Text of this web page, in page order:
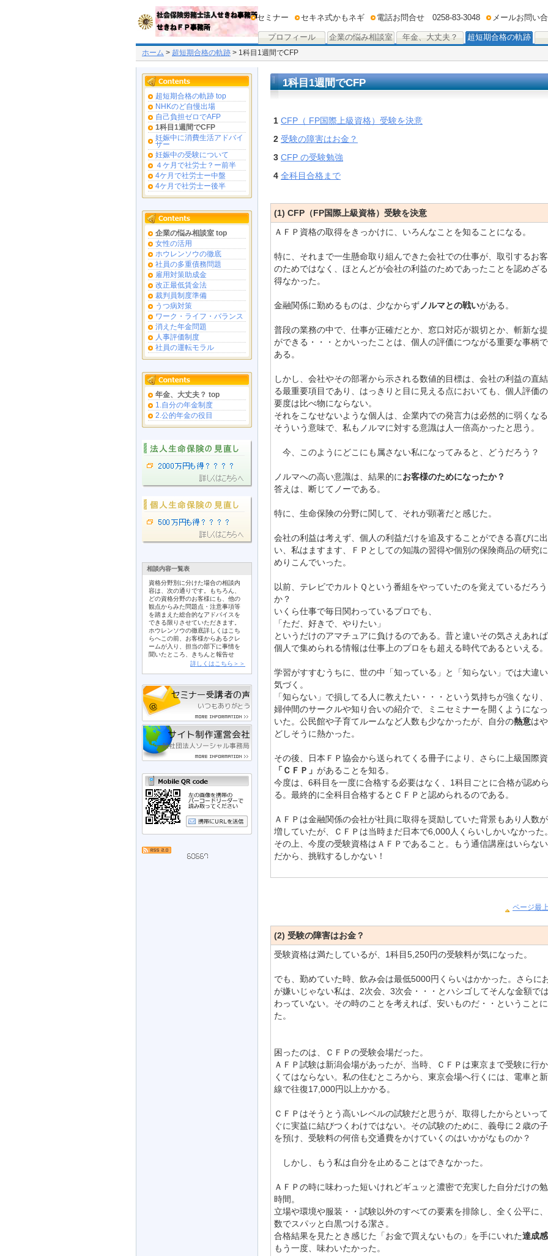
プロフィール 企業の悩み相談室 年金、大丈夫？ 超短期合格の軌跡
セミナー セキネ式かもネギ 電話お問合せ 0258-83-3048 メールお問い
ホーム > 超短期合格の軌跡 > 1科目1週間でCFP
超短期合格の軌跡 top
NHKのど自慢出場
自己負担ゼロでAFP
1科目1週間でCFP
妊娠中に消費生活アドバイ
ザー
妊娠中の受験について
４ケ月で社労士？ー前半
4ケ月で社労士ー中盤
4ケ月で社労士ー後半
企業の悩み相談室 top
女性の活用
ホウレンソウの徹底
社員の多重債務問題
雇用対策助成金
改正最低賃金法
裁判員制度準備
うつ病対策
ワーク・ライフ・バランス
消えた年金問題
人事評価制度
社員の運転モラル
年金、大丈夫？ top
1.自分の年金制度
2.公的年金の役目
相談内容一覧表
資格分野別に分けた場合の相談内
容は、次の通りです。もちろん、
どの資格分野のお客様にも、他の
観点からみた問題点・注意事項等
を踏まえた総合的なアドバイスを
できる限りさせていただきます。
ホウレンソウの徹底詳しくはこち
らへこの前、お客様からあるクレ
ームが入り、担当の部下に事情を
聞いたところ、きちんと報告せ
ず、１人で抱え込んでいたことが
絡、相談）」を徹底させる方法が
あれば、教えてくださ
い・・・・・・・社員の多重債務
問題詳しくはこちらへある社員
が、サラ金から多額の借金をして
いるとの噂を聞きました。先日、
職場にも取り立てと思われる電話
が来たそうです。本人は至って真
面． ­．­．
詳しくはこちら＞＞
1科目1週間でCFP
1 CFP（ FP国際上級資格）受験を決意
2 受験の障害はお金？
3 CFP の受験勉強
4 全科目合格まで
(1) CFP（FP国際上級資格）受験を決意
ＡＦＰ資格の取得をきっかけに、いろんなことを知ることになる。
特に、それまで一生懸命取り組んできた会社での仕事が、取引するお
のためではなく、ほとんどが会社の利益のためであったことを認めざ
得なかった。
金融関係に勤めるものは、少なからずノルマとの戦いがある。
普段の業務の中で、仕事が正確だとか、窓口対応が親切とか、斬新な
ができる・・・とかいったことは、個人の評価につながる重要な事柄
ある。
しかし、会社やその部署から示される数値的目標は、会社の利益の直
る最重要項目であり、はっきりと目に見える点においても、個人評価
要度は比べ物にならない。
それをこなせないような個人は、企業内での発言力は必然的に弱くなる
そういう意味で、私もノルマに対する意識は人一倍高かったと思う。
今、このようにどこにも属さない私になってみると、どうだろう？
ノルマへの高い意識は、結果的にお客様のためになったか？
答えは、断じてノーである。
特に、生命保険の分野に関して、それが顕著だと感じた。
会社の利益は考えず、個人の利益だけを追及することができる喜びに
い、私はますます、ＦＰとしての知識の習得や個別の保険商品の研究
めりこんでいった。
以前、テレビでカルトＱという番組をやっていたのを覚えているだろう
か？
いくら仕事で毎日関わっているプロでも、
「ただ、好きで、やりたい」
というだけのアマチュアに負けるのである。昔と違いその気さえあれば
個人で集められる情報は仕事上のプロをも超える時代であるといえる。
学習がすすむうちに、世の中「知っている」と「知らない」では大違い
気づく。
「知らない」で損してる人に教えたい・・・という気持ちが強くなり
婦仲間のサークルや知り合いの紹介で、ミニセミナーを開くようにな
いた。公民館や子育てルームなど人数も少なかったが、自分の熱意は
どしそうに熱かった。
その後、日本ＦＰ協会から送られてくる冊子により、さらに上級国際
「ＣＦＰ」 があることを知る。
今度は、 6科目を一度に合格する必要はなく、1科目ごとに合格が認め
る。最終的に全科目合格するとＣＦＰと認められるのである。
ＡＦＰは金融関係の会社が社員に取得を奨励していた背景もあり人数
増していたが、ＣＦＰは当時まだ日本で6,000人くらいしかいなかった。
その上、今度の受験資格はＡＦＰであること。もう通信講座はいらな
だから、挑戦するしかない！
ページ最
(2) 受験の障害はお金？
受験資格は満たしているが、 1科目5,250円の受験料が気になった。
でも、勤めていた時、飲み会は最低5000円くらいはかかった。さらに
が嫌いじゃない私は、2次会、3次会・・・とハシゴしてそんな金額で
わっていない。その時のことを考えれば、安いものだ・・ということ
た。
困ったのは、ＣＦＰの受験会場だった。
ＡＦＰ試験は新潟会場があったが、当時、ＣＦＰは東京まで受験に行
くてはならない。私の住むところから、東京会場へ行くには、電車と
線で往復17,000円以上かかる。
ＣＦＰはそうとう高いレベルの試験だと思うが、取得したからといっ
ぐに実益に結びつくわけではない。その試験のために、義母に２歳の
を預け、受験料の何倍も交通費をかけていくのはいかがなものか？
しかし、もう私は自分を止めることはできなかった。
ＡＦＰの時に味わった短いけれどギュッと濃密で充実した自分だけの
時間。
立場や環境や服装・・試験以外のすべての要素を排除し、全く公平に
数でスパッと白黒つける潔さ。
合格結果を見たとき感じた「お金で買えないもの」を手にいれた達成感
もう一度、味わいたかった。